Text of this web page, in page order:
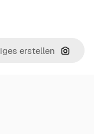
Nach